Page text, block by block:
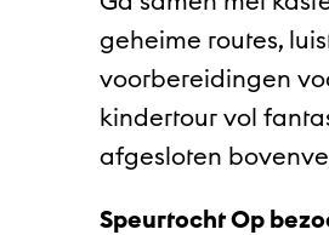
geheime routes,
voorbereidingen
kindertour vol
afgesloten
Speurtocht Op